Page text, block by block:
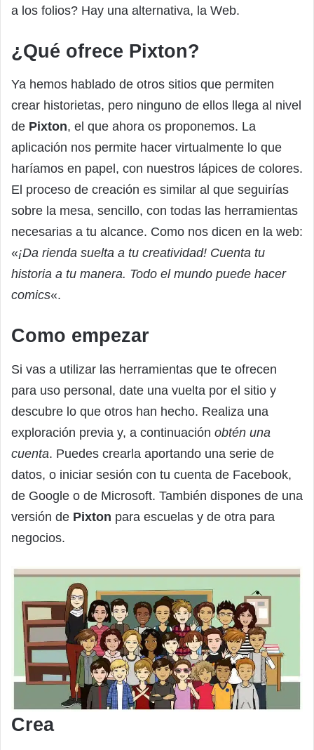
a los folios? Hay una alternativa, la Web.
¿Qué ofrece Pixton?
Ya hemos hablado de otros sitios que permiten
crear historietas, pero ninguno de ellos llega al nivel
de Pixton, el que ahora os proponemos. La
aplicación nos permite hacer virtualmente lo que
haríamos en papel, con nuestros lápices de colores.
El proceso de creación es similar al que seguirías
sobre la mesa, sencillo, con todas las herramientas
necesarias a tu alcance. Como nos dicen en la web:
«¡Da rienda suelta a tu creatividad! Cuenta tu
historia a tu manera. Todo el mundo puede hacer
comics«.
Como empezar
Si vas a utilizar las herramientas que te ofrecen
para uso personal, date una vuelta por el sitio y
descubre lo que otros han hecho. Realiza una
exploración previa y, a continuación obtén una
cuenta. Puedes crearla aportando una serie de
datos, o iniciar sesión con tu cuenta de Facebook,
de Google o de Microsoft. También dispones de una
versión de Pixton para escuelas y de otra para
negocios.
Crea